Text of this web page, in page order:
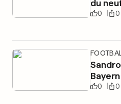
du
0 0
0 0